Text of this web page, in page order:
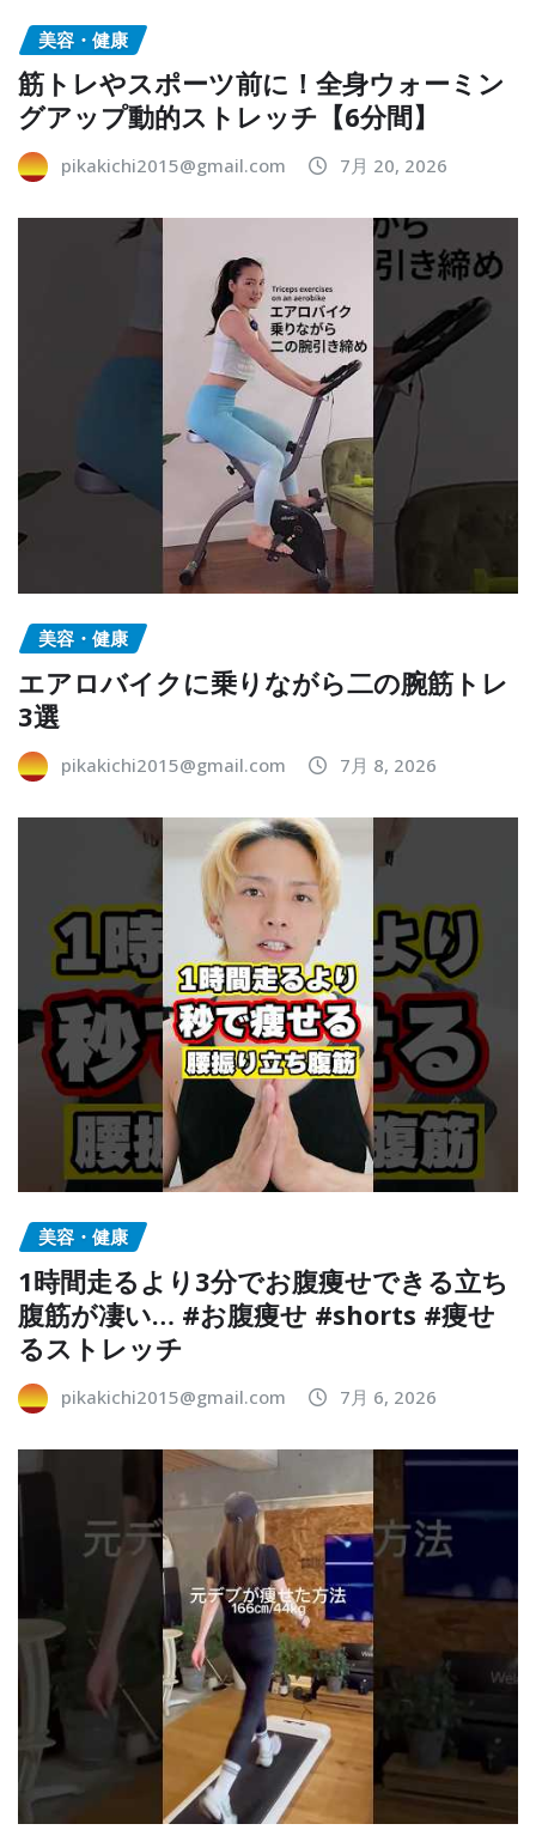
美容・健康
筋トレやスポーツ前に！全身ウォーミン
グアップ動的ストレッチ【6分間】
pikakichi2015@gmail.com 7月 20, 2026
美容・健康
エアロバイクに乗りながら二の腕筋トレ
3選
pikakichi2015@gmail.com 7月 8, 2026
美容・健康
1時間走るより3分でお腹痩せできる立ち
腹筋が凄い… #お腹痩せ #shorts #痩せ
るストレッチ
pikakichi2015@gmail.com 7月 6, 2026